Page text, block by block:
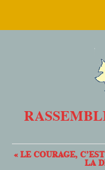
« LE COURAGE,
LA